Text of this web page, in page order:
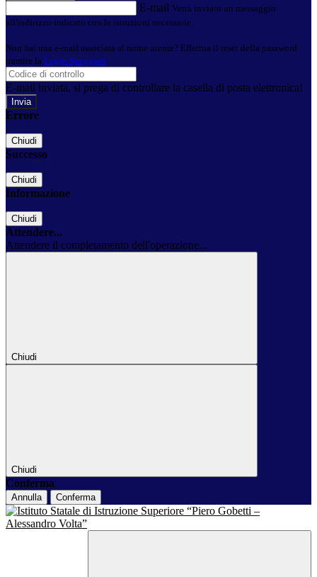
E-mail Verrà inviato un messaggio
all'indirizzo indicato con le istruzioni necessarie.
Non hai una e-mail associata al nome utente? Effettua il reset della password
tramite la Login Spaggiari
E-mail inviata, si prega di controllare la casella di posta elettronica!
Errore
Chiudi
Successo
Chiudi
Informazione
Chiudi
Attendere...
Attendere il completamento dell'operazione...
Chiudi
Chiudi
Conferma
Annulla Conferma